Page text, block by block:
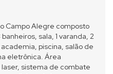
Campo Alegre composto
sala, 1 varanda, 2
piscina, salão de
eletrônica. Área
sistema de combate